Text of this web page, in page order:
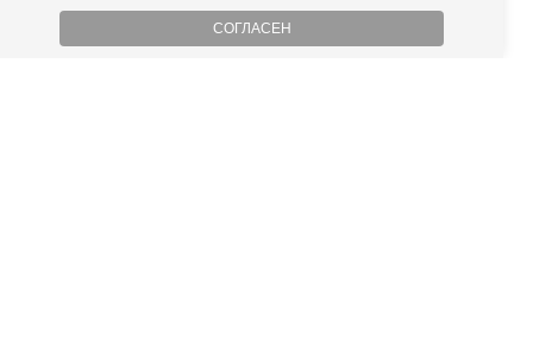
СОГЛАСЕН